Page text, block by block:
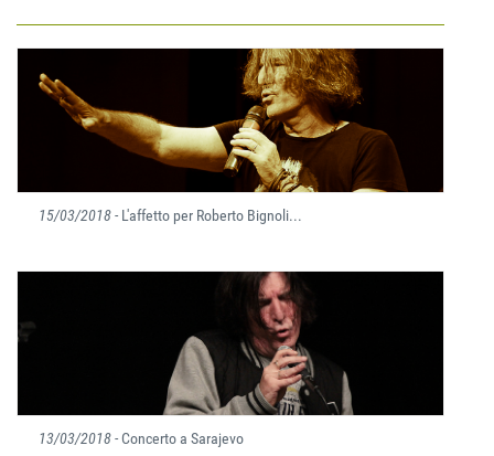
15/03/2018- L'affetto per Roberto Bignoli...
13/03/2018- Concerto a Sarajevo